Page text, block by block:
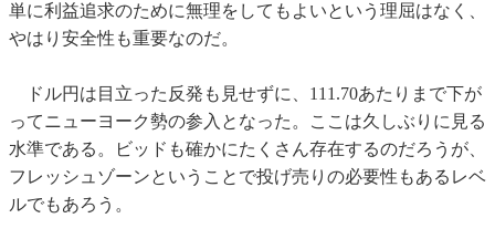
単に利益追求のために無理をしてもよいという理屈はなく、
やはり安全性も重要なのだ。
ドル円は目立った反発も見せずに、111.70あたりまで下が
ってニューヨーク勢の参入となった。ここは久しぶりに見る
水準である。ビッドも確かにたくさん存在するのだろうが、
フレッシュゾーンということで投げ売りの必要性もあるレベ
ルでもあろう。